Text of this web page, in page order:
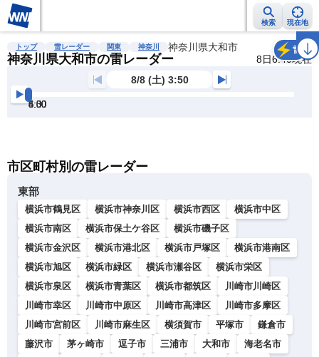
検索 現在地
雨雲レーダー 台風情報 地震情報 警報・注意報 2週間天気 ラ
トップ 雷レーダー 関東 神奈川 神奈川県大和市
神奈川県大和市の雷レーダー 8日6:40現在
雷
8/8 (土) 3:50
4:00
4:30
5:00
5:30
6:00
6:30
市区町村別の雷レーダー
東部
横浜市鶴見区 横浜市神奈川区 横浜市西区
横浜市中区
横浜市南区
横浜市保土ケ谷区
横浜市磯子区
横浜市金沢区
横浜市港北区 横浜市戸塚区
横浜市港南区
横浜市旭区
横浜市緑区 横浜市瀬谷区
横浜市栄区
横浜市泉区
横浜市青葉区 横浜市都筑区
川崎市川崎区
川崎市幸区
川崎市中原区 川崎市高津区
川崎市多摩区
川崎市宮前区
川崎市麻生区 横須賀市 平塚市
鎌倉市
藤沢市
茅ヶ崎市 逗子市 三浦市 大和市
海老名市